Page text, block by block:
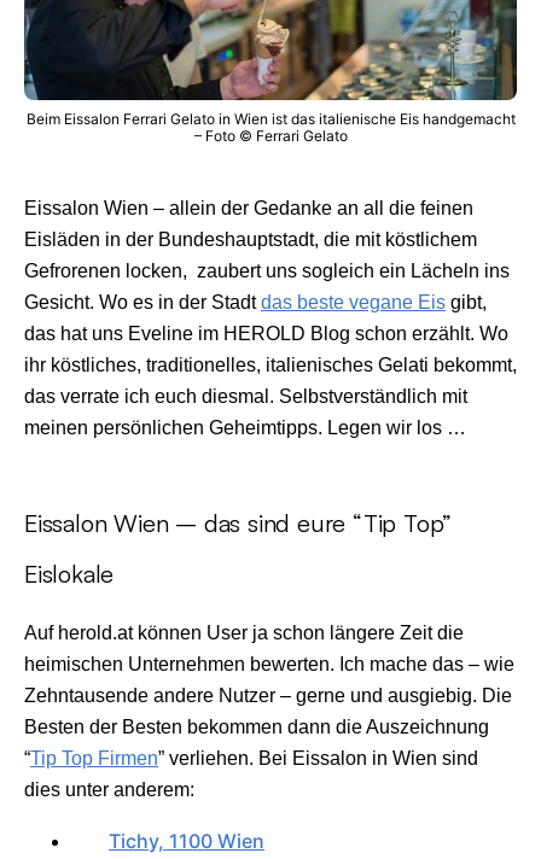
Beim Eissalon Ferrari Gelato in Wien ist das italienische Eis handgemacht
– Foto © Ferrari Gelato
Eissalon Wien – allein der Gedanke an all die feinen
Eisläden in der Bundeshauptstadt, die mit köstlichem
Gefrorenen locken, zaubert uns sogleich ein Lächeln ins
Gesicht. Wo es in der Stadtdas beste vegane Eis gibt,
das hat uns Eveline im HEROLD Blog schon erzählt. Wo
ihr köstliches, traditionelles, italienisches Gelati bekommt,
das verrate ich euch diesmal. Selbstverständlich mit
meinen persönlichen Geheimtipps. Legen wir los …
Eissalon Wien – das sind eure “Tip Top”
Eislokale
Auf herold.at können User ja schon längere Zeit die
heimischen Unternehmen bewerten. Ich mache das – wie
Zehntausende andere Nutzer – gerne und ausgiebig. Die
Besten der Besten bekommen dann die Auszeichnung
“Tip Top Firmen” verliehen. Bei Eissalon in Wien sind
dies unter anderem:
Tichy, 1100 Wien